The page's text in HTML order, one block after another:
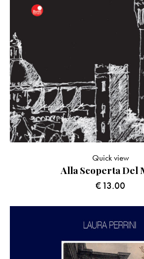
Alla Scoperta Del
€13.00
Quick view